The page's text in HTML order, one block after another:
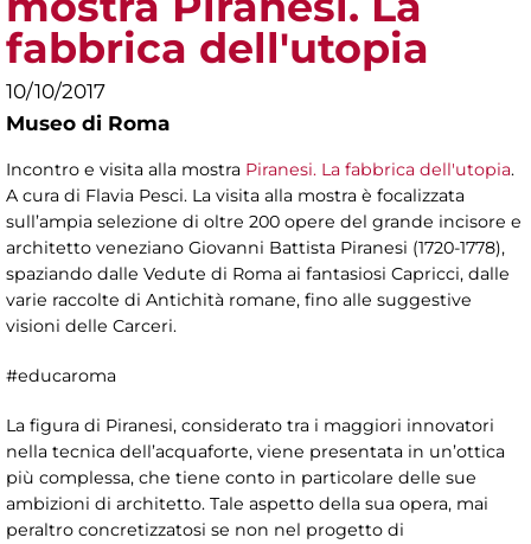
fabbrica dell'utopia
10/10/2017
Museo di Roma
Incontro e visita alla mostra Piranesi. La fabbrica dell'utopia.
A cura di Flavia Pesci. La visita alla mostra è focalizzata
sull’ampia selezione di oltre 200 opere del grande incisore e
architetto veneziano Giovanni Battista Piranesi (1720-1778),
spaziando dalle Vedute di Roma ai fantasiosi Capricci, dalle
varie raccolte di Antichità romane, fino alle suggestive
visioni delle Carceri.
#educaroma
La figura di Piranesi, considerato tra i maggiori innovatori
nella tecnica dell’acquaforte, viene presentata in un’ottica
più complessa, che tiene conto in particolare delle sue
ambizioni di architetto. Tale aspetto della sua opera, mai
peraltro concretizzatosi se non nel progetto di